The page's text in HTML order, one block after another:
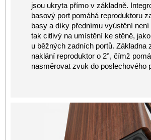
jsou ukryta přímo v základně.
basový port pomáhá reproduktoru
basy a díky přednímu vyústění není
tak citlivý na umístění ke stěně,
u běžných zadních portů. Základna
naklání reproduktor o 2°, čímž
nasměrovat zvuk do poslechového